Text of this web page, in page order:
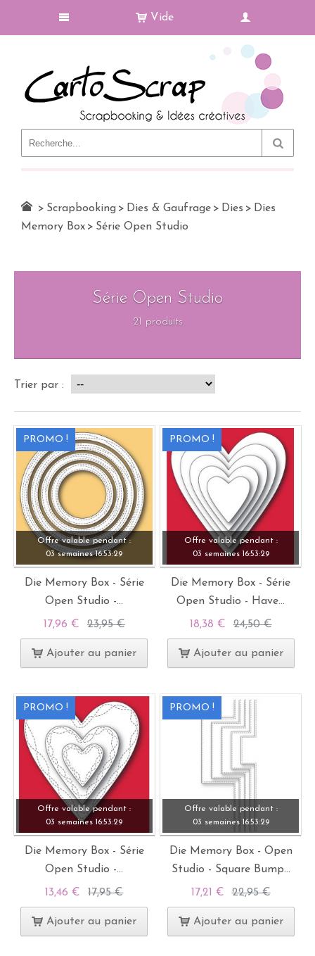
Vide
> Scrapbooking > Dies & Gaufrage > Dies > Dies
Memory Box > Série Open Studio
Série Open Studio
21 produits
Trier par :
PROMO !
Offre valable pendant :
03 semaines 16:53:28
Die Memory Box - Série
Open Studio -...
17,96 € 23,95 €
Ajouter au panier
PROMO !
Offre valable pendant :
03 semaines 16:53:28
Die Memory Box - Série
Open Studio - Have...
18,38 € 24,50 €
Ajouter au panier
PROMO !
Offre valable pendant :
03 semaines 16:53:28
Die Memory Box - Série
Open Studio -...
13,46 € 17,95 €
Ajouter au panier
PROMO !
Offre valable pendant :
03 semaines 16:53:28
Die Memory Box - Open
Studio - Square Bump...
17,21 € 22,95 €
Ajouter au panier